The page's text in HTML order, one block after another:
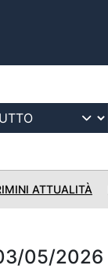
ATTUALITÀ
05/2026